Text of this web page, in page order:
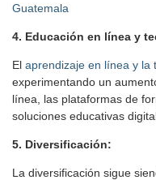
Guatemala
4. Educación en línea y
El aprendizaje en línea y la
experimentando un
línea, las plataformas de
soluciones educativas
5. Diversificación:
La diversificación sigue